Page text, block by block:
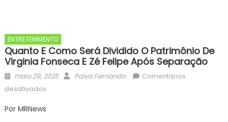
ENTRETENIMENTO
Quanto E Como Será Dividido O Patrimônio De
Virginia Fonseca E Zé Felipe Após Separação
Posted
on
maio 29, 2025 Author
Paiva Fernando
Comentários
desativadosem
e
Por MRNews